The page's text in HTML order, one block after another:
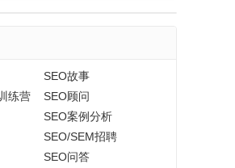
SEO故事
练营
SEO顾问
SEO案例分析
SEO/SEM招聘
SEO问答